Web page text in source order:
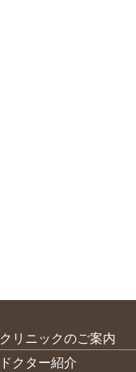
クリニックのご案内
ドクター紹介